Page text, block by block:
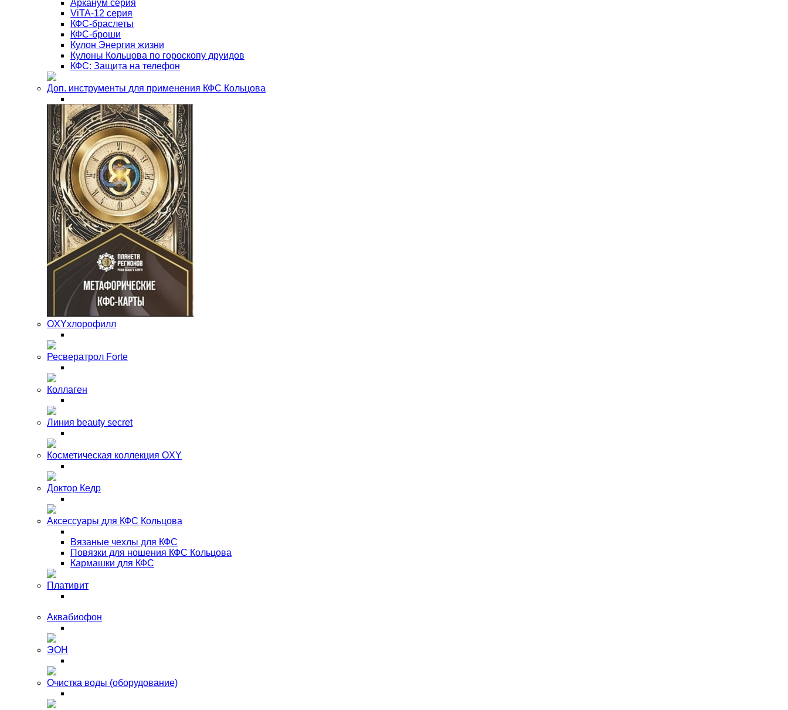
Арканум серия
ViTA-12 серия
КФС-браслеты
КФС-броши
Кулон Энергия жизни
Кулоны Кольцова по гороскопу друидов
КФС: Защита на телефон
Доп. инструменты для применения КФС Кольцова
OXYхлорофилл
Ресвератрол Forte
Коллаген
Линия beauty secret
Косметическая коллекция OXY
Доктор Кедр
Аксессуары для КФС Кольцова
Вязаные чехлы для КФС
Повязки для ношения КФС Кольцова
Кармашки для КФС
Плативит
Аквабиофон
ЭОН
Очистка воды (оборудование)